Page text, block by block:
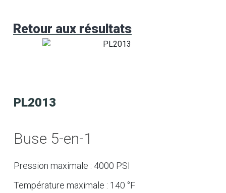
Retour aux résultats
PL2013
Buse 5-en-1
Pression maximale : 4000 PSI
Température maximale : 140 °F